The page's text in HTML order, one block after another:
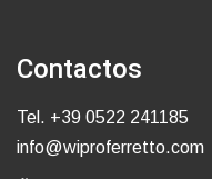
Contactos
Tel. +39 0522 241185
info@wiproferretto.com